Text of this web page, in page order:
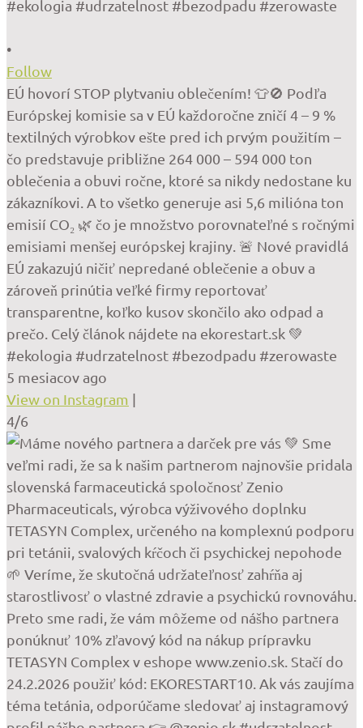
•
Follow
EÚ hovorí STOP plytvaniu oblečením! 👕🚫 Podľa
Európskej komisie sa v EÚ každoročne zničí 4 – 9 %
textilných výrobkov ešte pred ich prvým použitím –
čo predstavuje približne 264 000 – 594 000 ton
oblečenia a obuvi ročne, ktoré sa nikdy nedostane ku
zákazníkovi. A to všetko generuje asi 5,6 milióna ton
emisií CO₂ 🌿 čo je množstvo porovnateľné s ročnými
emisiami menšej európskej krajiny. 🚨 Nové pravidlá
EÚ zakazujú ničiť nepredané oblečenie a obuv a
zároveň prinútia veľké firmy reportovať
transparentne, koľko kusov skončilo ako odpad a
prečo. Celý článok nájdete na ekorestart.sk 💚
#ekologia #udrzatelnost #bezodpadu #zerowaste
5 mesiacov ago
View on Instagram |
4/6